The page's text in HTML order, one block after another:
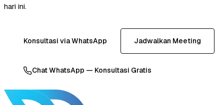
hari ini.
Konsultasi via WhatsApp Jadwalkan Meeting
Chat WhatsApp — Konsultasi Gratis